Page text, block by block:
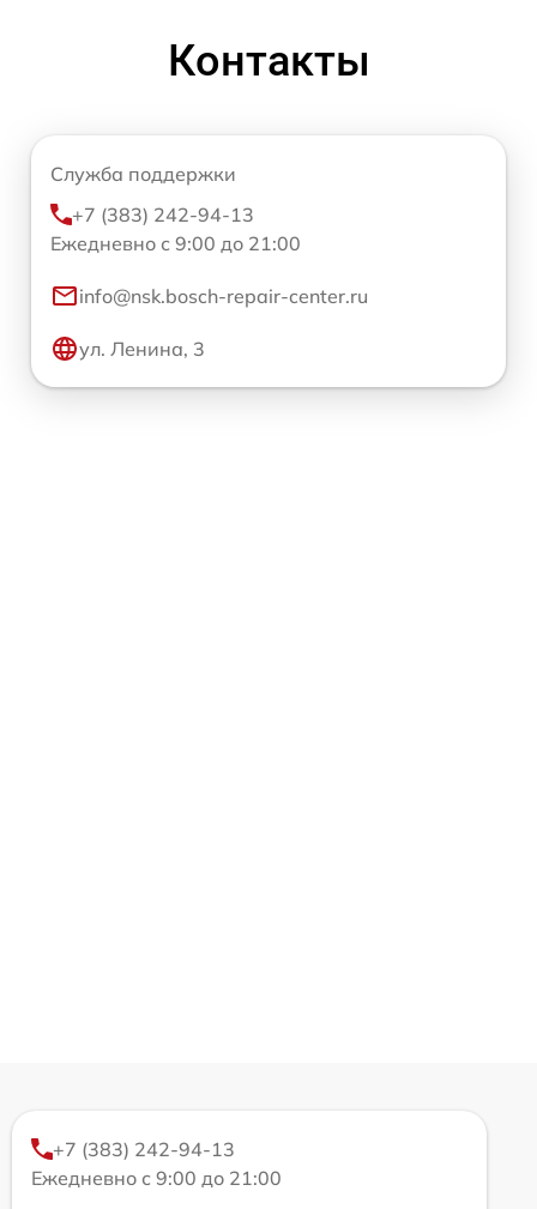
Контакты
Служба поддержки
+7 (383) 242-94-13
Ежедневно с 9:00 до 21:00
info@nsk.bosch-repair-center.ru
ул. Ленина, 3
+7 (383) 242-94-13
Ежедневно с 9:00 до 21:00